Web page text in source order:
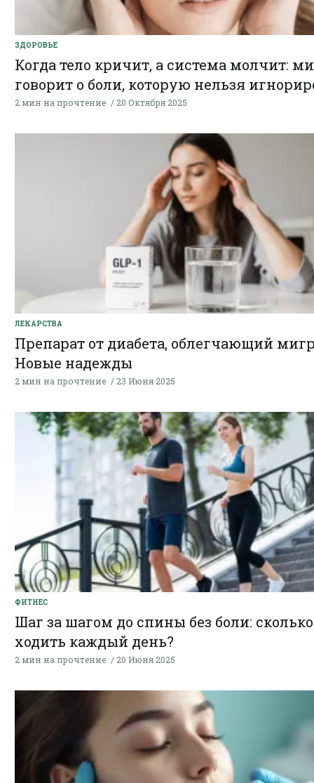
ЗДОРОВЬЕ
Когда тело кричит, а система молчит:
говорит о боли, которую нельзя
2 мин на прочтение 20 Октября 2025
ЛЕКАРСТВА
Препарат от диабета, облегчающий
Новые надежды
2 мин на прочтение 23 Июня 2025
ФИТНЕС
Шаг за шагом до спины без боли: сколько
ходить каждый день?
2 мин на прочтение 20 Июня 2025